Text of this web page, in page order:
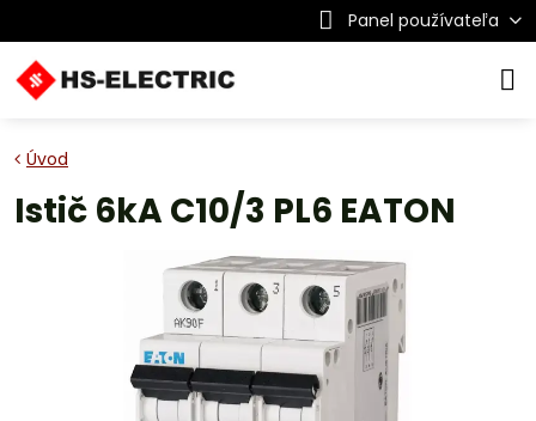
Panel používateľa
Úvod
Istič 6kA C10/3 PL6 EATON